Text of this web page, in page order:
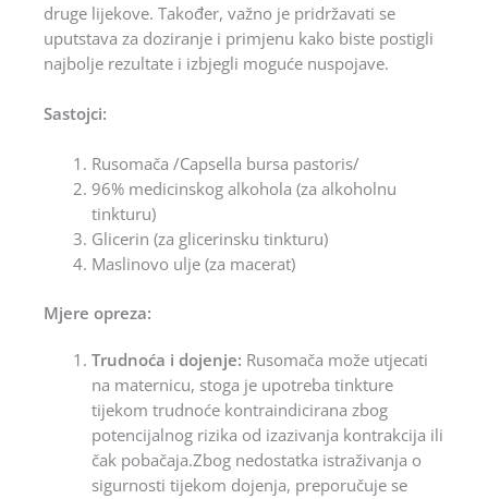
druge lijekove. Također, važno je pridržavati se
uputstava za doziranje i primjenu kako biste postigli
najbolje rezultate i izbjegli moguće nuspojave.
Sastojci:
Rusomača /Capsella bursa pastoris/
96% medicinskog alkohola (za alkoholnu
tinkturu)
Glicerin (za glicerinsku tinkturu)
Maslinovo ulje (za macerat)
Mjere opreza:
Trudnoća i dojenje: Rusomača može utjecati
na maternicu, stoga je upotreba tinkture
tijekom trudnoće kontraindicirana zbog
potencijalnog rizika od izazivanja kontrakcija ili
čak pobačaja.Zbog nedostatka istraživanja o
sigurnosti tijekom dojenja, preporučuje se